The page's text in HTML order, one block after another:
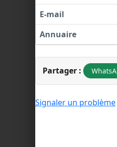
E-mail
Annuaire
Partager :
Signaler un problème